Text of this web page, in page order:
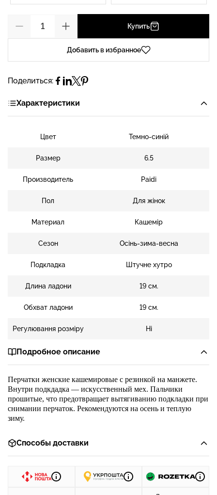
Купить
Добавить в избранное
Поделиться:
Характеристики
Цвет Темно-синій
Размер 6.5
Производитель Paidi
Пол Для жінок
Материал Кашемір
Сезон Осінь-зима-весна
Подкладка Штучне хутро
Длина ладони 19 см.
Обхват ладони 19 см.
Регулювання розміру Ні
Подробное описание
Перчатки женские кашемировые с резинкой на манжете.
Внутри подкдадка — искусственный мех. Пальчики
прошитые, что предотвращает вытягиванию подкладки при
снимании перчаток. Рекомендуются на осень и теплую
зиму.
Способы доставки